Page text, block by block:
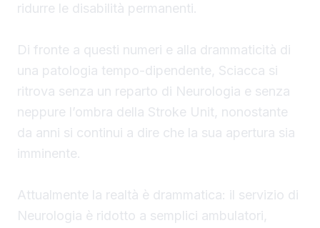
ridurre le disabilità permanenti.
Di fronte a questi numeri e alla drammaticità di
una patologia tempo-dipendente, Sciacca si
ritrova senza un reparto di Neurologia e senza
neppure l’ombra della Stroke Unit, nonostante
da anni si continui a dire che la sua apertura sia
imminente.
Attualmente la realtà è drammatica: il servizio di
Neurologia è ridotto a semplici ambulatori,